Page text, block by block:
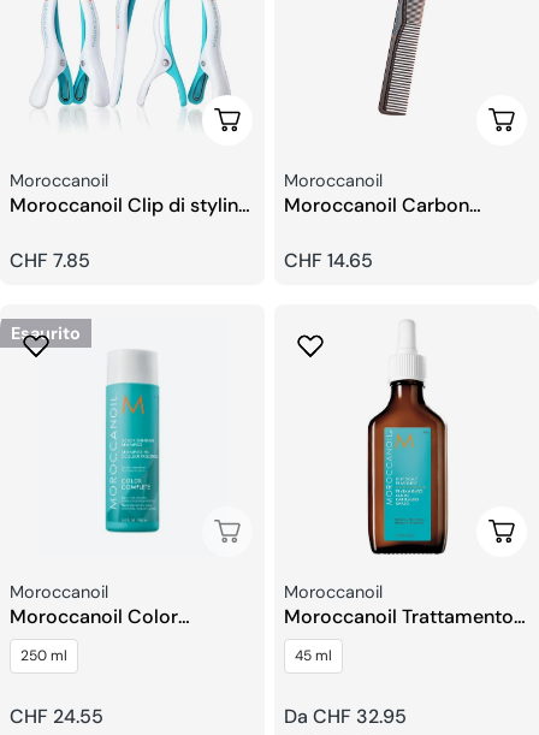
Aggiungi Al Carrello
Venditore:
Moroccanoil
Moroccanoil Clip di styling
Prezzo
CHF 7.85
Venditore:
Moroccanoil
Moroccanoil Carbon
Prezzo
CHF 14.65
Esaurito
Esaurito
Venditore:
Moroccanoil
Moroccanoil Color
Complex Shampoo
Prolungato
250 ml
Prezzo
CHF 24.55
Venditore:
Moroccanoil
Moroccanoil Trattamento
Del Cuoio
45 ml
Prezzo
Da CHF 32.95